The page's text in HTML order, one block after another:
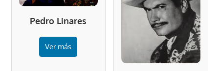
Pedro Linares
Ver más